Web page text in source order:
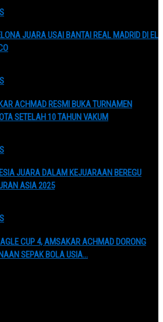
JUARA USAI BANTAI REAL MADRID DI EL
ACHMAD RESMI BUKA TURNAMEN
SETELAH 10 TAHUN VAKUM
JUARA DALAM KEJUARAAN BEREGU
ASIA 2025
CUP 4, AMSAKAR ACHMAD DORONG
SEPAK BOLA USIA…